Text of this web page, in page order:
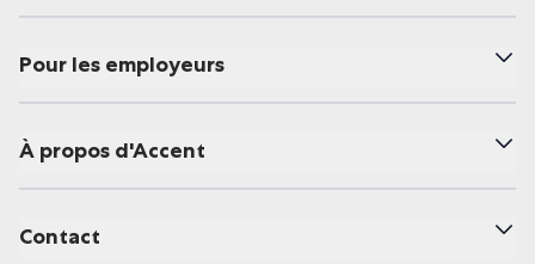
Pour les employeurs
À propos d'Accent
Contact